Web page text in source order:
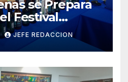
se Prepara
Festival
de la Cerveza
2026
JEFE REDACCION